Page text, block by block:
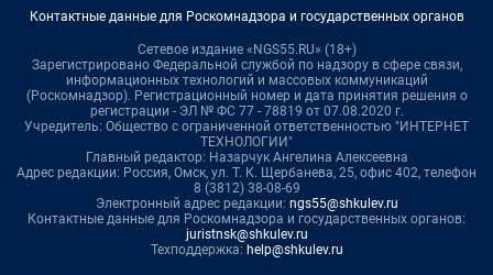
Контактные данные для Роскомнадзора и государственных органов
Сетевое издание «NGS55.RU» (18+)
Зарегистрировано Федеральной службой по надзору в сфере связи,
информационных технологий и массовых коммуникаций
(Роскомнадзор). Регистрационный номер и дата принятия решения о
регистрации - ЭЛ № ФС 77 - 78819 от 07.08.2020 г.
Учредитель: Общество с ограниченной ответственностью "ИНТЕРНЕТ
ТЕХНОЛОГИИ"
Главный редактор: Назарчук Ангелина Алексеевна
Адрес редакции: Россия, Омск, ул. Т. К. Щербанева, 25, офис 402, телефон
8 (3812) 38-08-69
Электронный адрес редакции: ngs55@shkulev.ru
Контактные данные для Роскомнадзора и государственных органов:
juristnsk@shkulev.ru
Техподдержка: help@shkulev.ru